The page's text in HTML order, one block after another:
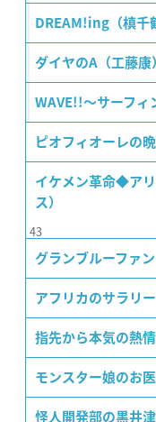
DREAM!ing（槙千
ダイヤのA（工藤康
WAVE!!〜サーフィ
ピオフィオーレの
イケメン革命◆ア
ス）
43
グランブルーファ
アフリカのサラリ
指先から本気の熱
モンスター娘のお
怪人開発部の黒井